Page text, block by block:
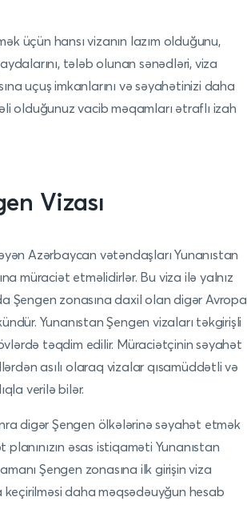
üçün hansı vizanın lazım olduğunu,
tələb olunan sənədləri, viza
uçuş imkanlarını və səyahətinizi daha
olduğunuz vacib məqamları ətraflı izah
Vizası
Azərbaycan vətəndaşları Yunanıstan
müraciət etməlidirlər. Bu viza ilə yalnız
Şengen zonasına daxil olan digər Avropa
Yunanıstan Şengen vizaları təkgirişli
təqdim edilir. Müraciətçinin səyahət
asılı olaraq vizalar qısamüddətli və
verilə bilər.
digər Şengen ölkələrinə səyahət etmək
əsas istiqaməti Yunanıstan
Şengen zonasına ilk girişin viza
keçirilməsi daha məqsədəuyğun hesab